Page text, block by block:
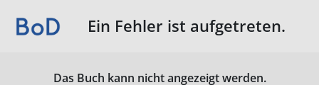
Ein Fehler ist aufgetreten.
Das Buch kann nicht angezeigt werden.